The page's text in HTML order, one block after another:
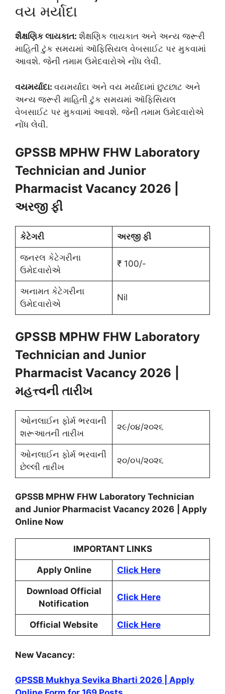
વય મર્યાદા
શૈક્ષણિક લાયકાત: શૈક્ષણિક લાયકાત અને અન્ય જરૂરી
માહિતી ટુંક સમયમાં ઑફિસિયલ વેબસાઈટ પર મુકવામાં
આવશે. જેની તમામ ઉમેદવારોએ નોંધ લેવી.
વયમર્યાદા: વયમર્યાદા અને વય મર્યાદામાં છુટછાટ અને
અન્ય જરૂરી માહિતી ટુંક સમયમાં ઑફિસિયલ
વેબસાઈટ પર મુકવામાં આવશે. જેની તમામ ઉમેદવારોએ
નોંધ લેવી.
GPSSB MPHW FHW Laboratory
Technician and Junior
Pharmacist Vacancy 2026
અરજી ફી
કેટેગરી અરજી ફી
જનરલ કેટેગરીના
ઉમેદવારોએ
₹ 100/-
અનામત કેટેગરીના
ઉમેદવારોએ
Nil
GPSSB MPHW FHW Laboratory
Technician and Junior
Pharmacist Vacancy 2026
મહત્ત્વની તારીખ
ઓનલાઈન ફોર્મ ભરવાની
શરૂઆતની તારીખ
૨૯/૦૪/૨૦૨૬
ઓનલાઈન ફોર્મ ભરવાની
છેલ્લી તારીખ
૨૦/૦૫/૨૦૨૬
GPSSB MPHW FHW Laboratory Technician
and Junior Pharmacist Vacancy 2026
| Apply
Online Now
IMPORTANT LINKS
Apply Online Click Here
Download Official
Notification
Click Here
Official Website Click Here
New Vacancy:
GPSSB Mukhya Sevika Bharti 2026 | Apply